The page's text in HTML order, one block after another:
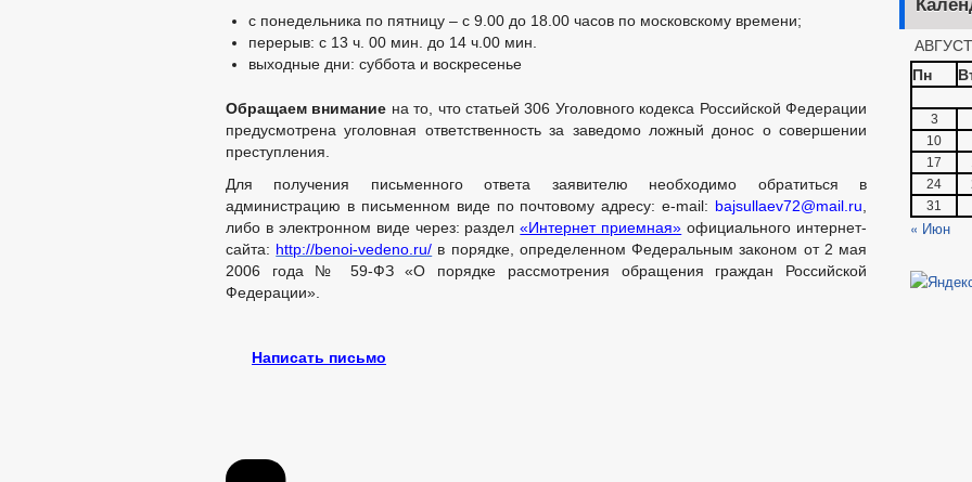
с понедельника по пятницу – с 9.00 до 18.00 часов по московскому времени;
перерыв: с 13 ч. 00 мин. до 14 ч.00 мин.
выходные дни: суббота и воскресенье
Обращаем внимание на то, что статьей 306 Уголовного кодекса Российской Федерации
предусмотрена уголовная ответственность за заведомо ложный донос о совершении
преступления.
Для получения письменного ответа заявителю необходимо обратиться в
администрацию в письменном виде по почтовому адресу: e-mail: bajsullaev72@mail.ru
либо в электронном виде через: раздел«Интернет приемная» официального интернет-
сайта: http://benoi-vedeno.ru/ в порядке, определенном Федеральным законом от 2 мая
2006 года № 59-ФЗ «О порядке рассмотрения обращения граждан Российской
Федерации».
Написать письмо
Пн
3
10
17
24
31
« Июн